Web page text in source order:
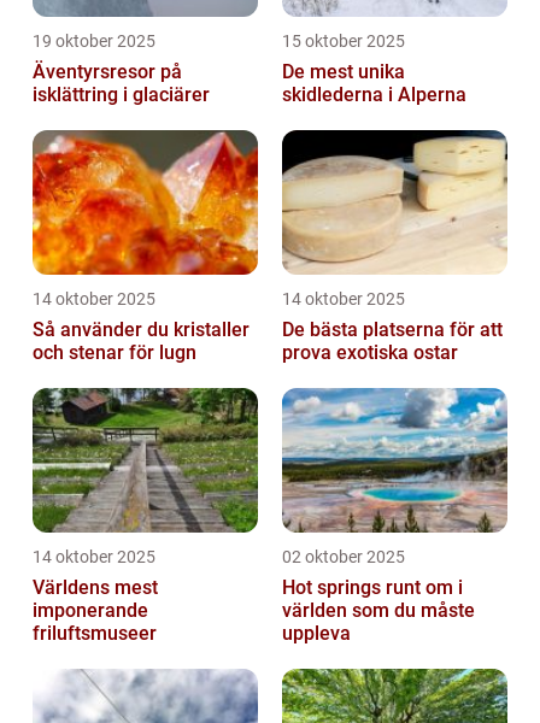
19 oktober 2025
Äventyrsresor på
isklättring i glaciärer
15 oktober 2025
De mest unika
skidlederna i Alperna
14 oktober 2025
Så använder du kristaller
och stenar för lugn
14 oktober 2025
De bästa platserna för att
prova exotiska ostar
14 oktober 2025
Världens mest
imponerande
friluftsmuseer
02 oktober 2025
Hot springs runt om i
världen som du måste
uppleva